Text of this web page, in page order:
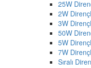
25W
2W
3W
50W
5W
7W
Sıralı